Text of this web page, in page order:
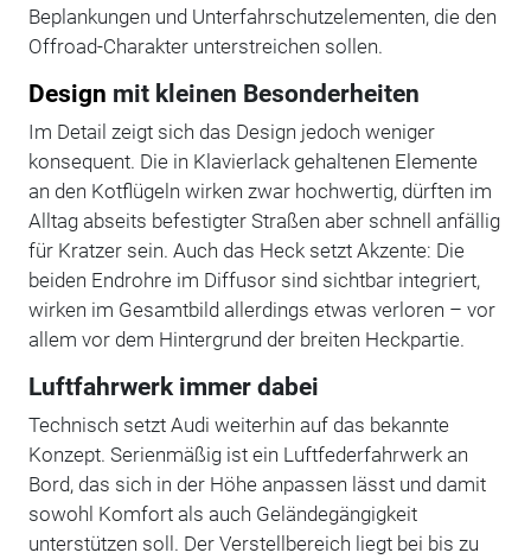
Beplankungen und Unterfahrschutzelementen, die den
Offroad-Charakter unterstreichen sollen.
Design mit kleinen Besonderheiten
Im Detail zeigt sich das Design jedoch weniger
konsequent. Die in Klavierlack gehaltenen Elemente
an den Kotflügeln wirken zwar hochwertig, dürften im
Alltag abseits befestigter Straßen aber schnell anfällig
für Kratzer sein. Auch das Heck setzt Akzente: Die
beiden Endrohre im Diffusor sind sichtbar integriert,
wirken im Gesamtbild allerdings etwas verloren – vor
allem vor dem Hintergrund der breiten Heckpartie.
Luftfahrwerk immer dabei
Technisch setzt Audi weiterhin auf das bekannte
Konzept. Serienmäßig ist ein Luftfederfahrwerk an
Bord, das sich in der Höhe anpassen lässt und damit
sowohl Komfort als auch Geländegängigkeit
unterstützen soll. Der Verstellbereich liegt bei bis zu